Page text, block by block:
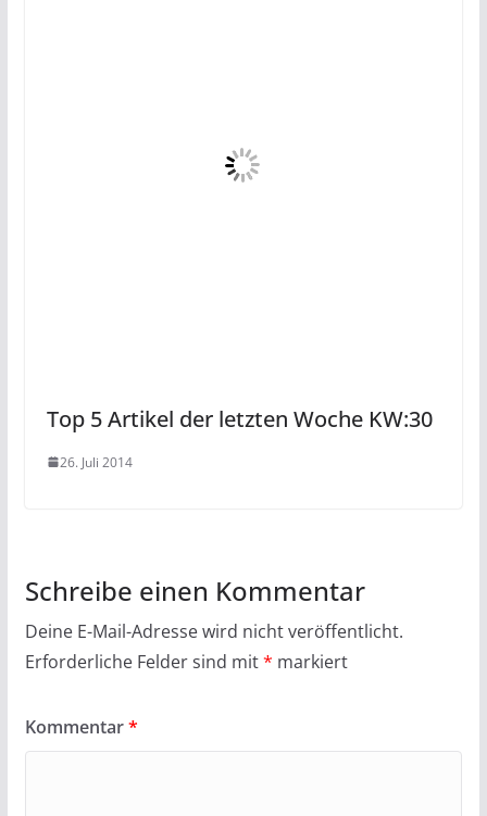
Top 5 Artikel der letzten Woche KW:30
26. Juli 2014
Schreibe einen Kommentar
Deine E-Mail-Adresse wird nicht veröffentlicht.
Erforderliche Felder sind mit* markiert
Kommentar*